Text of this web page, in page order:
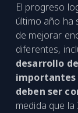
El progreso
último año ha
de mejorar
diferentes,
desarrollo
importantes
deben ser
medida que